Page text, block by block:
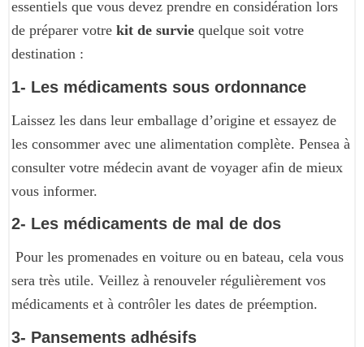
essentiels que vous devez prendre en considération lors
de préparer votre kit de survie quelque soit votre
destination :
1- Les médicaments sous ordonnance
Laissez les dans leur emballage d’origine et essayez de
les consommer avec une alimentation complète. Pensea à
consulter votre médecin avant de voyager afin de mieux
vous informer.
2- Les médicaments de mal de dos
Pour les promenades en voiture ou en bateau, cela vous
sera très utile. Veillez à renouveler régulièrement vos
médicaments et à contrôler les dates de préemption.
3- Pansements adhésifs